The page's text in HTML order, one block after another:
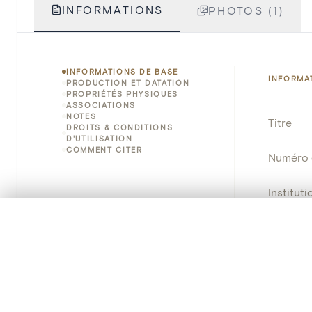
INFORMATIONS PHOTOS (1)
INFORMATIONS DE BASE
PRODUCTION ET DATATION
PROPRIÉTÉS PHYSIQUES
ASSOCIATIONS
NOTES
DROITS & CONDITIONS
D'UTILISATION
COMMENT CITER
Titre